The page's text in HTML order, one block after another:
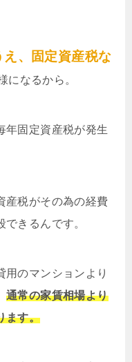
、固定資産税な
になるから。
年固定資産税が発生
産税がその為の経費
きるんです。
用のマンションより
通常の家賃相場より
ます。